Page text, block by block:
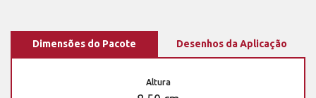
Dimensões do Pacote Desenhos da Aplicação
Altura